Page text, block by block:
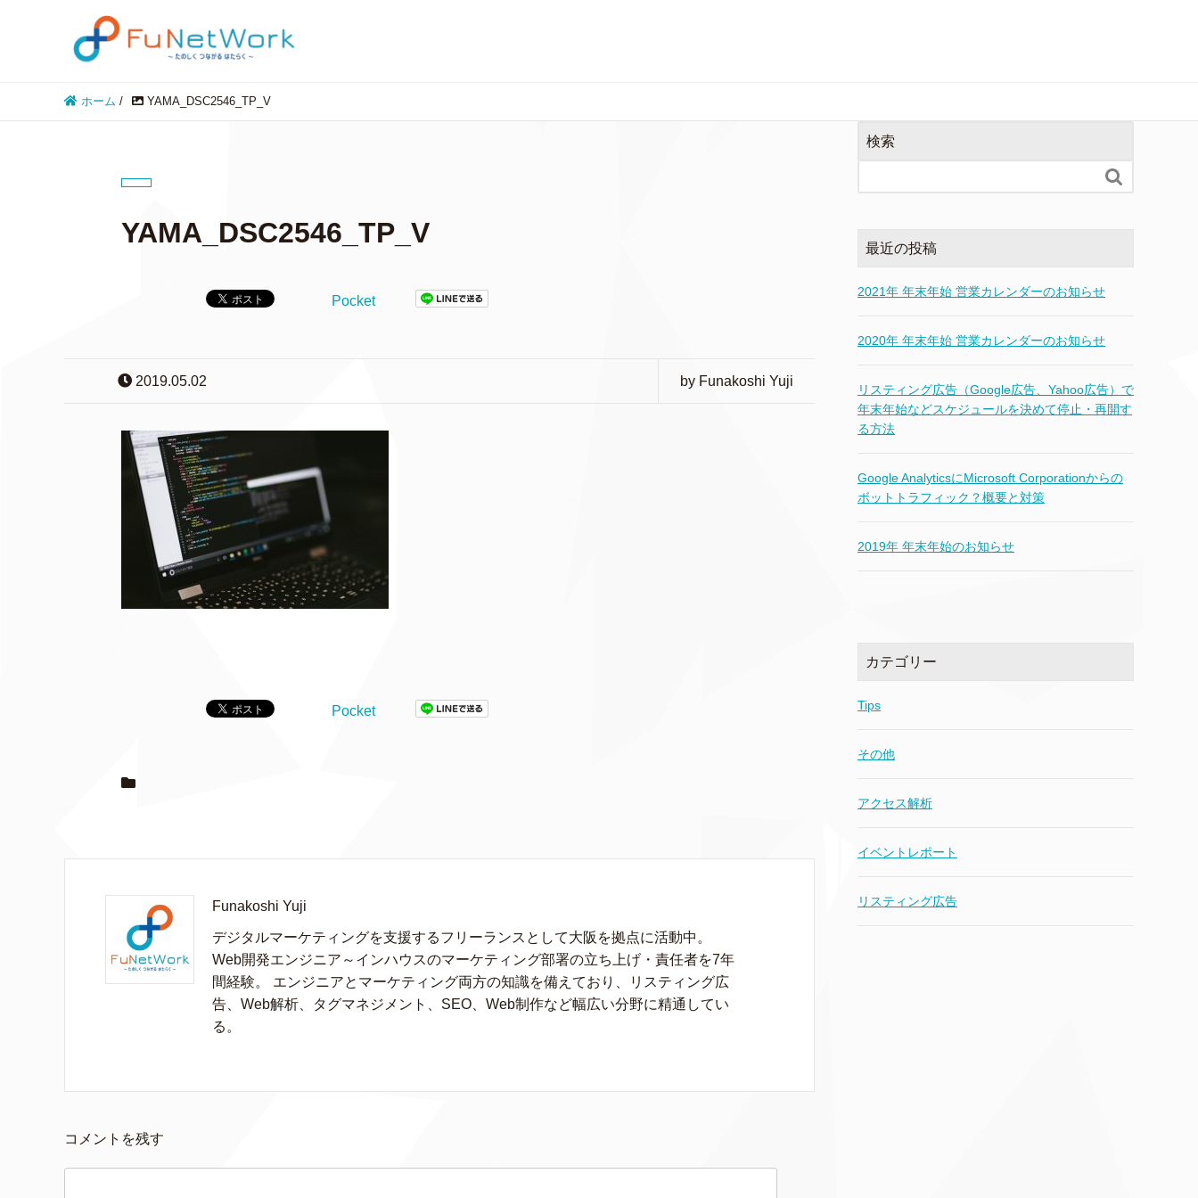
ホーム / YAMA_DSC2546_TP_V
YAMA_DSC2546_TP_V
Pocket
2019.05.02 by Funakoshi Yuji
Pocket
Funakoshi Yuji
デジタルマーケティングを支援するフリーランスとして大阪を拠点に活動中。
Web開発エンジニア～インハウスのマーケティング部署の立ち上げ・責任者を7年
間経験。 エンジニアとマーケティング両方の知識を備えており、リスティング広
告、Web解析、タグマネジメント、SEO、Web制作など幅広い分野に精通してい
る。
コメントを残す
検索

最近の投稿
2021年 年末年始 営業カレンダーのお知らせ
2020年 年末年始 営業カレンダーのお知らせ
リスティング広告（Google広告、Yahoo広告）で
年末年始などスケジュールを決めて停止・再開す
る方法
Google AnalyticsにMicrosoft Corporationからの
ボットトラフィック？概要と対策
2019年 年末年始のお知らせ
カテゴリー
Tips
その他
アクセス解析
イベントレポート
リスティング広告